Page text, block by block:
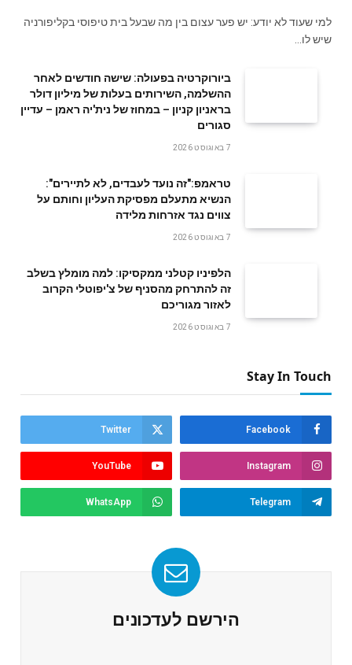
למי שעוד לא יודע: יש פער עצום בין מה שבעל בית טיפוסי בקליפורניה
שיש לו…
ביורוקרטיה בפעולה: שישה חודשים לאחר
ההשלמה, השירותים בעלות של מיליון דולר
בראניון קניון – במחוז של נית'יה ראמן – עדיין
סגורים
7 באוגוסט 2026
טראמפ:"זה נועד לעבדים, לא לתיירים":
הנשיא מתעלם מפסיקת העליון וחותם על
צווים נגד אזרחות מלידה
7 באוגוסט 2026
הלפיניו קטלני ממקסיקו: למה מומלץ בשלב
זה להתרחק מהסניף של צ'יפוטלי הקרוב
לאזור מגוריכם
7 באוגוסט 2026
Stay In Touch
Facebook
Twitter
Instagram
YouTube
Telegram
WhatsApp
הירשם לעדכונים